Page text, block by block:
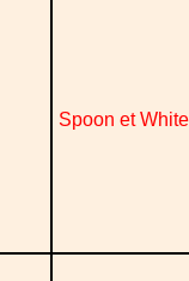
Spoon et White